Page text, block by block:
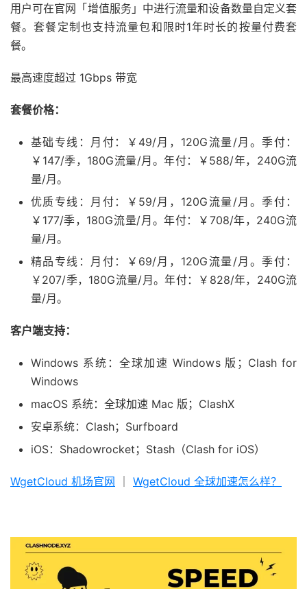
用户可在官网「增值服务」中进行流量和设备数量自定义套
餐。套餐定制也支持流量包和限时1年时长的按量付费套
餐。
最高速度超过 1Gbps 带宽
套餐价格：
基础专线：月付：￥49/月，120G流量/月。季付：
￥147/季，180G流量/月。年付：￥588/年，240G流
量/月。
优质专线：月付：￥59/月，120G流量/月。季付：
￥177/季，180G流量/月。年付：￥708/年，240G流
量/月。
精品专线：月付：￥69/月，120G流量/月。季付：
￥207/季，180G流量/月。年付：￥828/年，240G流
量/月。
客户端支持：
Windows 系统：全球加速 Windows 版；Clash for
Windows
macOS 系统：全球加速 Mac 版；ClashX
安卓系统：Clash；Surfboard
iOS：Shadowrocket；Stash（Clash for iOS）
WgetCloud 机场官网 WgetCloud 全球加速怎么样？